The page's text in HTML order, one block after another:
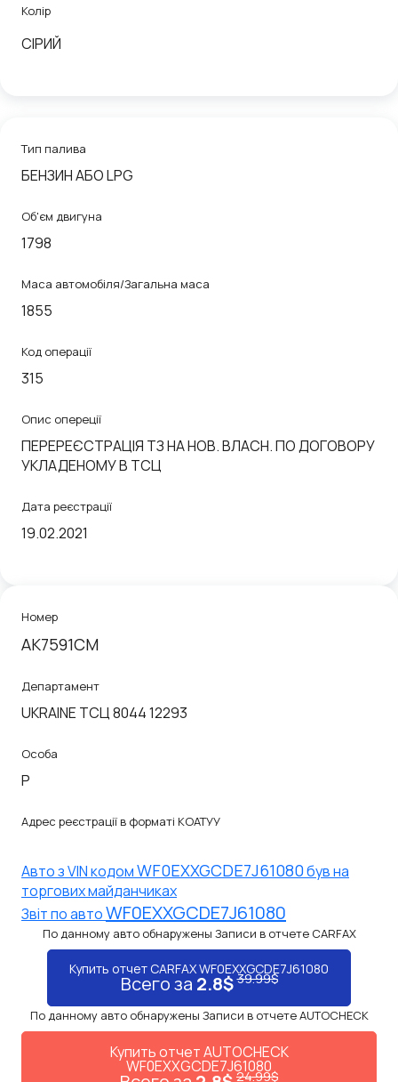
Колір
СІРИЙ
Тип палива
БЕНЗИН АБО LPG
Об'єм двигуна
1798
Маса автомобіля/Загальна маса
1855
Код операції
315
Опис опереції
ПЕРЕРЕЄСТРАЦІЯ ТЗ НА НОВ. ВЛАСН. ПО ДОГОВОРУ
УКЛАДЕНОМУ В ТСЦ
Дата реєстрації
19.02.2021
Номер
AK7591CM
Департамент
UKRAINE ТСЦ 8044 12293
Особа
P
Адрес реєстрації в форматі КОАТУУ
Авто з VIN кодомWF0EXXGCDE7J61080був на
торгових майданчиках
Звiт по автоWF0EXXGCDE7J61080
По данному авто обнаружены Записи в отчете CARFAX
Купить отчет CARFAX WF0EXXGCDE7J61080
Всего за 2.8$39.99$
По данному авто обнаружены Записи в отчете AUTOCHECK
Купить отчет AUTOCHECK
WF0EXXGCDE7J61080
24.99$